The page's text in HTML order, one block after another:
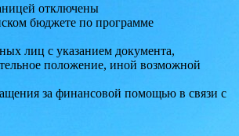
отключены
бюджете по программе
лиц с указанием документа,
положение, иной возможной
за финансовой помощью в связи с